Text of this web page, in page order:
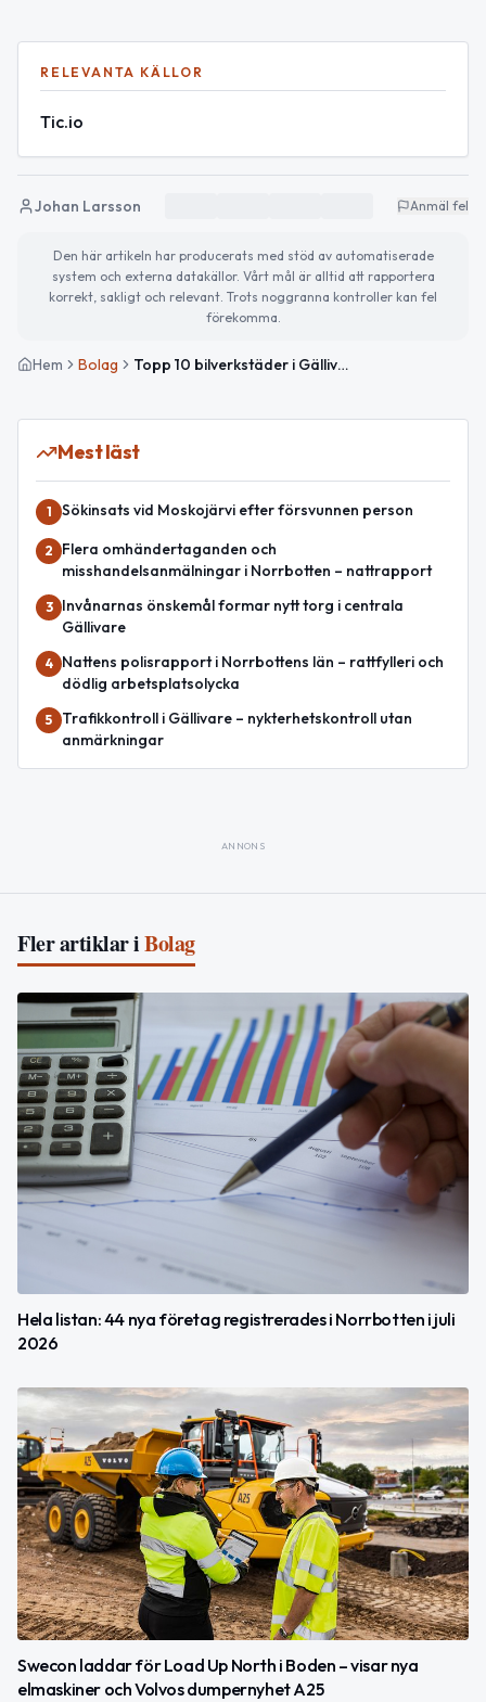
RELEVANTA KÄLLOR
Tic.io
Johan Larsson Anmäl fel
Den här artikeln har producerats med stöd av automatiserade
system och externa datakällor. Vårt mål är alltid att rapportera
korrekt, sakligt och relevant. Trots noggranna kontroller kan fel
förekomma.
Hem Bolag Topp 10 bilverkstäder i Gällivare efter omsättning
Mest läst
1 Sökinsats vid Moskojärvi efter försvunnen person
2
Flera omhändertaganden och
misshandelsanmälningar i Norrbotten – nattrapport
3
Invånarnas önskemål formar nytt torg i centrala
Gällivare
4
Nattens polisrapport i Norrbottens län – rattfylleri och
dödlig arbetsplatsolycka
5
Trafikkontroll i Gällivare – nykterhetskontroll utan
anmärkningar
ANNONS
Fler artiklar iBolag
Hela listan: 44 nya företag registrerades i Norrbotten i juli
2026
Swecon laddar för Load Up North i Boden – visar nya
elmaskiner och Volvos dumpernyhet A25